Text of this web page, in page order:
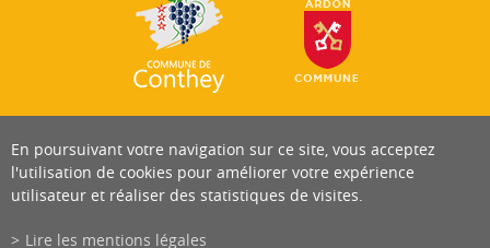
En poursuivant votre navigation sur ce site, vous acceptez
l'utilisation de cookies pour améliorer votre expérience
utilisateur et réaliser des statistiques de visites.
Lire les mentions légales